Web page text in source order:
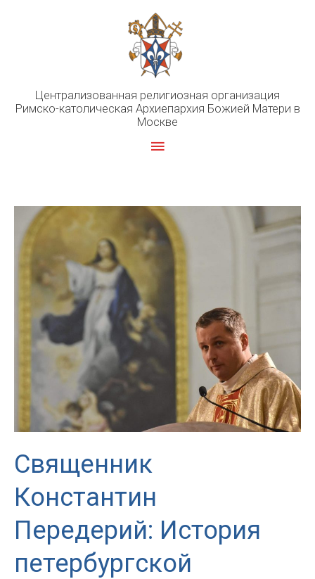
Централизованная религиозная организация
Римско-католическая Архиепархия Божией Матери в
Москве
Главное
Священник
Константин
Передерий: История
петербургской